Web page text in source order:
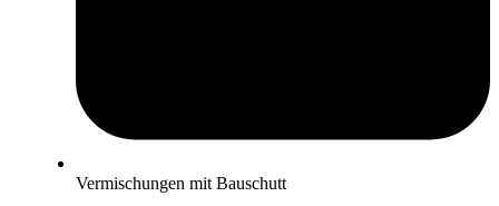
Vermischungen mit Bauschutt